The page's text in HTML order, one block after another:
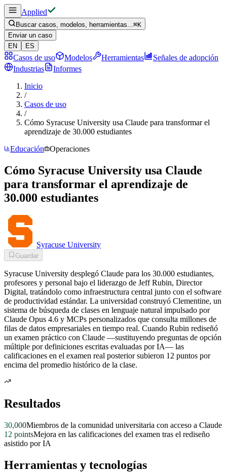
Applied
Buscar casos, modelos, herramientas...⌘K
Enviar un caso
EN
ES
Casos de uso Modelos Herramientas
Señales de adopción
Industrias
Informes
Inicio
/
Casos de uso
/
Cómo Syracuse University usa Claude para transformar el
aprendizaje de 30.000 estudiantes
Educación
Operaciones
Cómo Syracuse University usa Claude
para transformar el aprendizaje de
30.000 estudiantes
Syracuse University
Guardar
Syracuse University desplegó Claude para los 30.000 estudiantes,
profesores y personal bajo el liderazgo de Jeff Rubin, Director
Digital, tratándolo como infraestructura central junto con el software
de productividad estándar. La universidad construyó Clementine, un
sistema de búsqueda de clases en lenguaje natural impulsado por
Claude Opus 4.6 y MCPs personalizados que consulta millones de
filas de datos empresariales en tiempo real. Cuando Rubin rediseñó
un examen práctico con Claude —sustituyendo preguntas de opción
múltiple por definiciones escritas evaluadas por IA— las
calificaciones en el examen real posterior subieron 12 puntos por
encima del promedio histórico de la clase.
Resultados
30,000Miembros de la comunidad universitaria con acceso a Claude
12 pointsMejora en las calificaciones del examen tras el rediseño
asistido por IA
Herramientas y tecnologías